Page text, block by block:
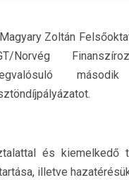
Zoltán
Norvég
és kiemelkedő
illetve